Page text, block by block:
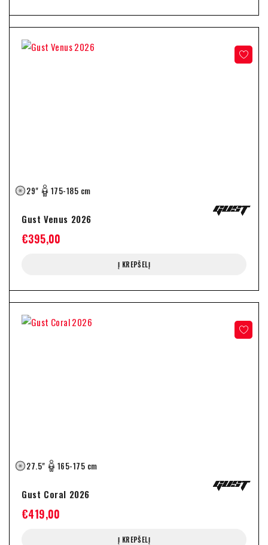
29" 175-185 cm
Gust Venus 2026
€395,00
Į KREPŠELĮ
27.5" 165-175 cm
Gust Coral 2026
€419,00
Į KREPŠELĮ